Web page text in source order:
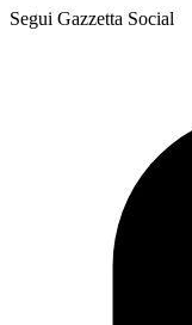
Segui Gazzetta Social